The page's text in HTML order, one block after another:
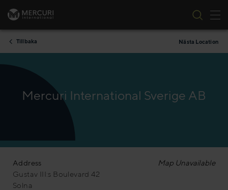
Skip to content
Tillbaka Nästa Location
Mercuri International Sverige AB
Map Unavailable
Address
Gustav III:s Boulevard 42
Solna